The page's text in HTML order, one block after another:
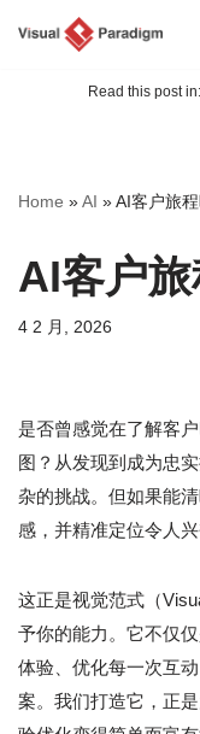
Read this post in:
Home »AI »AI客户旅
AI客户
4 2 月, 2026
是否曾感觉在了解客
图？从发现到成为忠
杂的挑战。但如果能
感，并精准定位令人
这正是视觉范式（
予你的能力。它不仅
体验、优化每一次互
案。我们打造它，正